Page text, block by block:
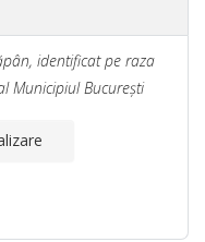
identificat pe raza
Municipiul Bucureşti